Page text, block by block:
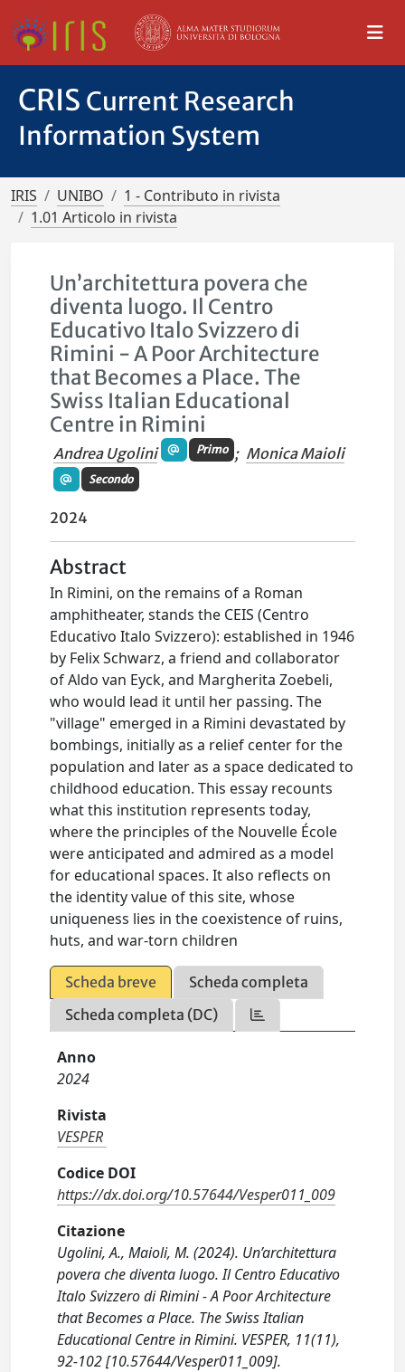
CRIS Current Research
Information System
IRIS UNIBO
1 - Contributo in rivista
1.01 Articolo in rivista
Un’architettura povera che
diventa luogo. Il Centro
Educativo Italo Svizzero di
Rimini - A Poor Architecture
that Becomes a Place. The
Swiss Italian Educational
Centre in Rimini
Andrea Ugolini Primo ; Monica Maioli
Secondo
2024
Abstract
In Rimini, on the remains of a Roman
amphitheater, stands the CEIS (Centro
Educativo Italo Svizzero): established in 1946
by Felix Schwarz, a friend and collaborator
of Aldo van Eyck, and Margherita Zoebeli,
who would lead it until her passing. The
"village" emerged in a Rimini devastated by
bombings, initially as a relief center for the
population and later as a space dedicated to
childhood education. This essay recounts
what this institution represents today,
where the principles of the Nouvelle École
were anticipated and admired as a model
for educational spaces. It also reflects on
the identity value of this site, whose
uniqueness lies in the coexistence of ruins,
huts, and war-torn children
Scheda breve
Scheda completa
Scheda completa (DC)
Anno
2024
Rivista
VESPER
Codice DOI
https://dx.doi.org/10.57644/Vesper011_009
Citazione
Ugolini, A., Maioli, M. (2024). Un’architettura
povera che diventa luogo. Il Centro Educativo
Italo Svizzero di Rimini - A Poor Architecture
that Becomes a Place. The Swiss Italian
Educational Centre in Rimini. VESPER, 11(11),
92-102 [10.57644/Vesper011_009].